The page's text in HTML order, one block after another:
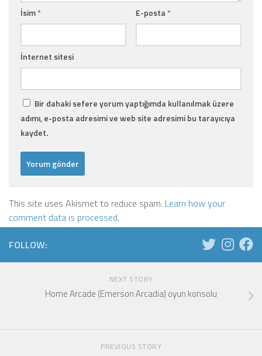
İsim* E-posta *
İnternet sitesi
Bir dahaki sefere yorum yaptığımda kullanılmak üzere
adımı, e-posta adresimi ve web site adresimi bu tarayıcıya
kaydet.
This site uses Akismet to reduce spam. Learn how your
comment data is processed.
FOLLOW:
NEXT STORY
Home Arcade (Emerson Arcadia) oyun konsolu
PREVIOUS STORY